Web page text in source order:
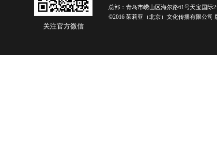
关注官方微信
总部：青岛市崂山区海尔路61号天宝国际2
©2016 茱莉亚（北京）文化传播有限公司